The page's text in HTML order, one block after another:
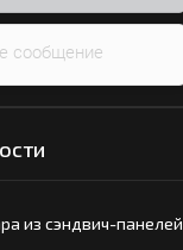
из сэндвич-панелей
сообщение